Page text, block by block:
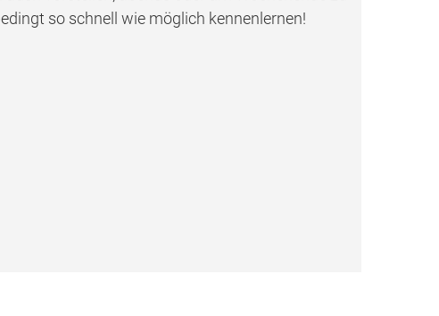
so schnell wie möglich kennenlernen!